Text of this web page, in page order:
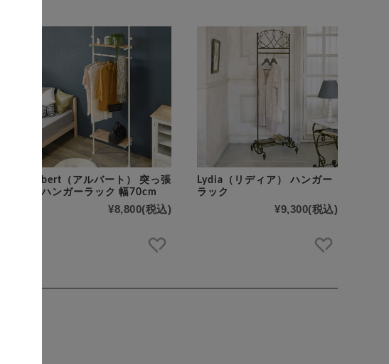
Albert（アルバート） 突っ張
りハンガーラック 幅70cm
¥8,800(税込)
Lydia（リディア） ハンガー
ラック
¥9,300(税込)